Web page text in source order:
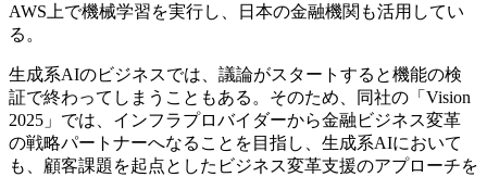
AWS上で機械学習を実行し、日本の金融機関も活用してい
る。
生成系AIのビジネスでは、議論がスタートすると機能の検
証で終わってしまうこともある。そのため、同社の「Vision
2025」では、インフラプロバイダーから金融ビジネス変革
の戦略パートナーへなることを目指し、生成系AIにおいて
も、顧客課題を起点としたビジネス変革支援のアプローチを